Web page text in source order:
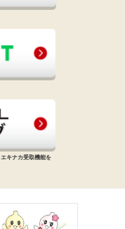
キナカ受取機能を